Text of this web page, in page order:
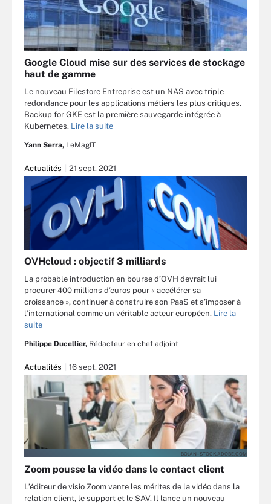
Google Cloud mise sur des services de stockage
haut de gamme
Le nouveau Filestore Entreprise est un NAS avec triple
redondance pour les applications métiers les plus critiques.
Backup for GKE est la première sauvegarde intégrée à
Kubernetes. Lire la suite
Yann Serra, LeMagIT
Actualités 21 sept. 2021
OVHcloud : objectif 3 milliards
La probable introduction en bourse d’OVH devrait lui
procurer 400 millions d’euros pour « accélérer sa
croissance », continuer à construire son PaaS et s’imposer à
l’international comme un véritable acteur européen. Lire la
suite
Philippe Ducellier, Rédacteur en chef adjoint
Actualités 16 sept. 2021
BOJAN - STOCK.ADOBE.COM
Zoom pousse la vidéo dans le contact client
L’éditeur de visio Zoom vante les mérites de la vidéo dans la
relation client, le support et le SAV. Il lance un nouveau